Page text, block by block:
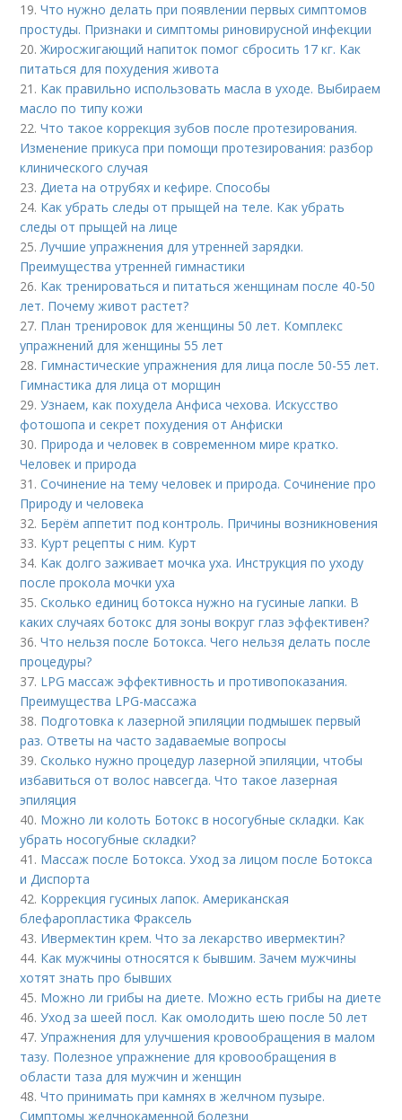
19.Что нужно делать при появлении первых симптомов
простуды. Признаки и симптомы риновирусной инфекции
20.Жиросжигающий напиток помог сбросить 17 кг. Как
питаться для похудения живота
21. Как правильно использовать масла в уходе. Выбираем
масло по типу кожи
22.Что такое коррекция зубов после протезирования.
Изменение прикуса при помощи протезирования: разбор
клинического случая
23.Диета на отрубях и кефире. Способы
24. Как убрать следы от прыщей на теле. Как убрать
следы от прыщей на лице
25.Лучшие упражнения для утренней зарядки.
Преимущества утренней гимнастики
26. Как тренироваться и питаться женщинам после 40-50
лет. Почему живот растет?
27. План тренировок для женщины 50 лет. Комплекс
упражнений для женщины 55 лет
28. Гимнастические упражнения для лица после 50-55 лет.
Гимнастика для лица от морщин
29.Узнаем, как похудела Анфиса чехова. Искусство
фотошопа и секрет похудения от Анфиски
30. Природа и человек в современном мире кратко.
Человек и природа
31.Сочинение на тему человек и природа. Сочинение про
Природу и человека
32. Берём аппетит под контроль. Причины возникновения
33. Курт рецепты с ним. Курт
34. Как долго заживает мочка уха. Инструкция по уходу
после прокола мочки уха
35.Сколько единиц ботокса нужно на гусиные лапки. В
каких случаях ботокс для зоны вокруг глаз эффективен?
36.Что нельзя после Ботокса. Чего нельзя делать после
процедуры?
37. LPG массаж эффективность и противопоказания.
Преимущества LPG-массажа
38. Подготовка к лазерной эпиляции подмышек первый
раз. Ответы на часто задаваемые вопросы
39.Сколько нужно процедур лазерной эпиляции, чтобы
избавиться от волос навсегда. Что такое лазерная
эпиляция
40. Можно ли колоть Ботокс в носогубные складки. Как
убрать носогубные складки?
41. Массаж после Ботокса. Уход за лицом после Ботокса
и Диспорта
42. Коррекция гусиных лапок. Американская
блефаропластика Фраксель
43. Ивермектин крем. Что за лекарство ивермектин?
44. Как мужчины относятся к бывшим. Зачем мужчины
хотят знать про бывших
45. Можно ли грибы на диете. Можно есть грибы на диете
46.Уход за шеей посл. Как омолодить шею после 50 лет
47.Упражнения для улучшения кровообращения в малом
тазу. Полезное упражнение для кровообращения в
области таза для мужчин и женщин
48.Что принимать при камнях в желчном пузыре.
Симптомы желчнокаменной болезни